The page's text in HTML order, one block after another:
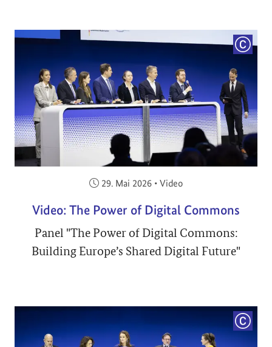
Veröffentlicht am:
29. Mai 2026 • Video
Video: The Power of Digital Commons
Panel "The Power of Digital Commons:
Building Europe’s Shared Digital Future"